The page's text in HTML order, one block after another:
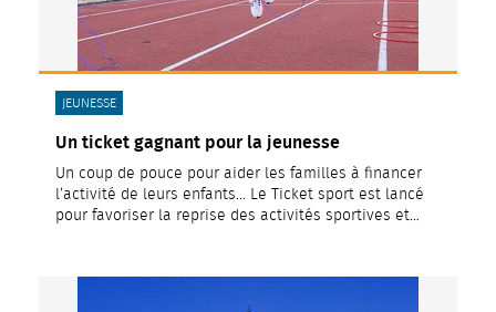
Un ticket gagnant pour la jeunesse
Un coup de pouce pour aider les familles à financer
l’activité de leurs enfants… Le Ticket sport est lancé
pour favoriser la reprise des activités sportives et…
CATÉGORIE(S) :
JEUNESSE